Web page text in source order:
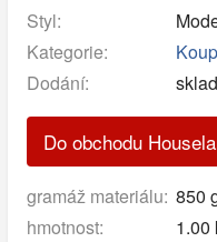
Styl:
Kategorie:
Dodání:
Do obchodu
gramáž materiálu: 850
hmotnost:
1.00